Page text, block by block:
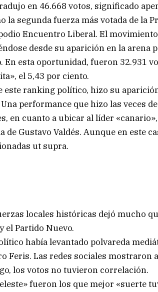
en 46.668 votos, significado
la segunda fuerza más votada de la
Encuentro Liberal. El
desde su aparición en la arena
En esta oportunidad, fueron 32.931
el 5,43 por ciento.
este ranking político, hizo su
performance que hizo las veces
en cuanto a ubicar al líder
de Gustavo Valdés. Aunque en este
ut supra.
locales históricas dejó mucho
el Partido Nuevo.
había levantado polvareda
Feris. Las redes sociales
los votos no tuvieron correlación.
fueron los que mejor «suerte